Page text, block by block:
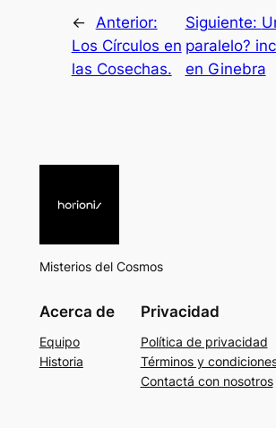
←
Anterior:
Los Círculos en
las Cosechas.
Siguiente:
paralelo?
en Ginebra
Misterios del Cosmos
Acerca de
Equipo
Historia
Privacidad
Política de privacidad
Términos y
Contactá con nosotros